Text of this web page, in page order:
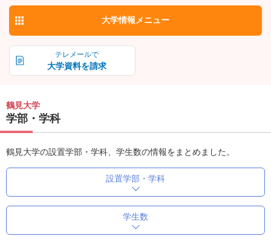
テレメールで
大学資料を請求
大学情報 メニュー
鶴見大学
学部・学科
鶴見大学の設置学部・学科、学生数の情報をまとめました。
設置学部・学科
学生数